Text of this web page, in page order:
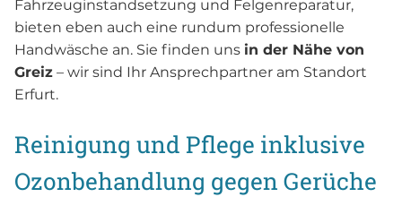
Fahrzeuginstandsetzung und Felgenreparatur,
bieten eben auch eine rundum professionelle
Handwäsche an. Sie finden uns in der Nähe von
Greiz – wir sind Ihr Ansprechpartner am Standort
Erfurt.
Reinigung und Pflege inklusive
Ozonbehandlung gegen Gerüche